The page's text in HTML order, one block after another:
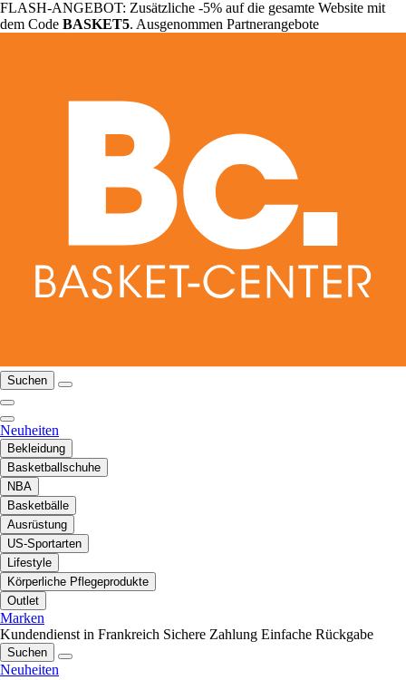
FLASH-ANGEBOT: Zusätzliche -5% auf die gesamte Website mit
dem Code BASKET5. Ausgenommen Partnerangebote
Suchen
Neuheiten
Bekleidung
Basketballschuhe
NBA
Basketbälle
Ausrüstung
US-Sportarten
Lifestyle
Körperliche Pflegeprodukte
Outlet
Marken
Kundendienst in Frankreich Sichere Zahlung Einfache Rückgabe
Suchen
Neuheiten